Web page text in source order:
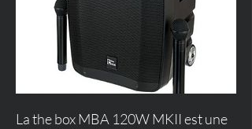
La the box MBA 120W MKII est une